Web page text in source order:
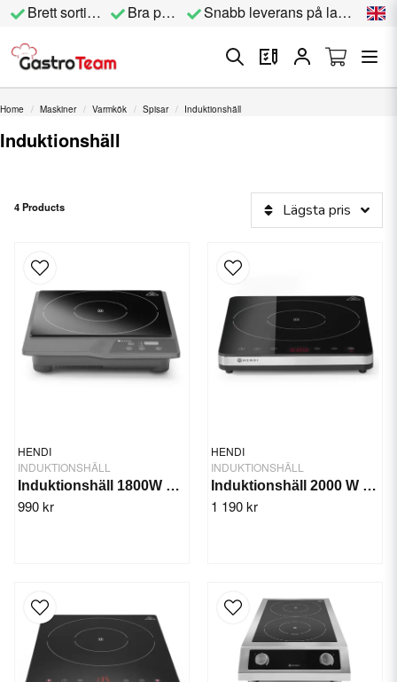
Brett sortiment Bra priser Snabb leverans på lagervara
Home Maskiner Varmkök Spisar Induktionshäll
Induktionshäll
4 Products Lägsta pris
HENDI
INDUKTIONSHÄLL
Induktionshäll 1800W Svart
990 kr
HENDI
INDUKTIONSHÄLL
Induktionshäll 2000 W Svart
1 190 kr